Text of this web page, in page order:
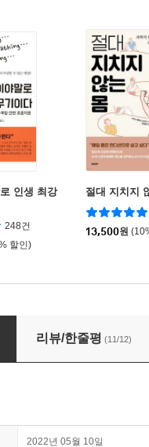
인생 최강
248건
할인)
절대 지치지
13,500원
른 자세 도감 100
리뷰/한줄평 (11/12)
2022년 05월 10일